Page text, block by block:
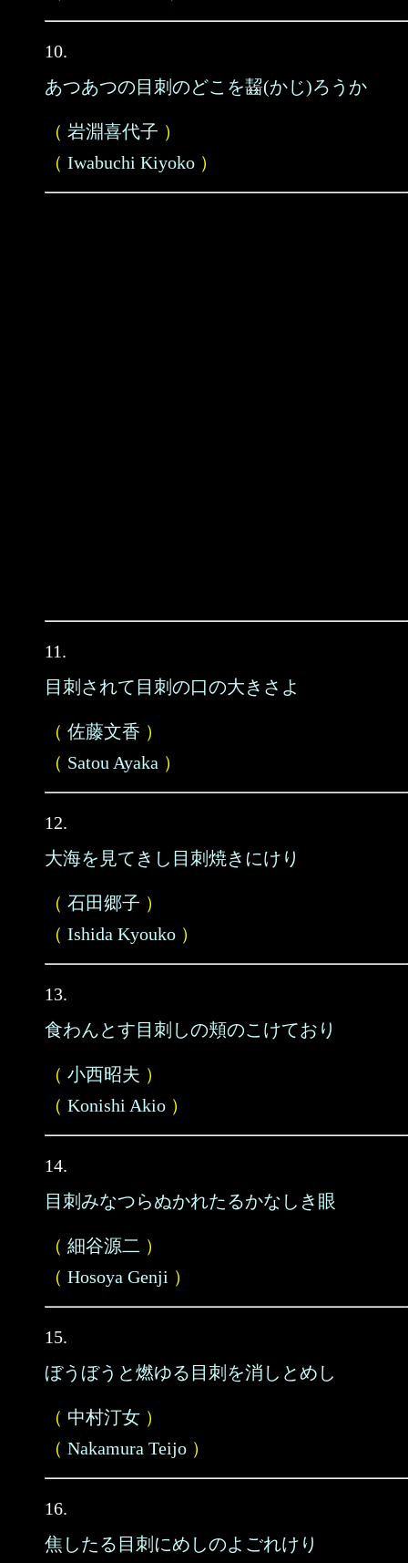
10.
あつあつの目刺のどこを齧(かじ)ろうか
（ 岩淵喜代子 ）
（ Iwabuchi Kiyoko ）
11.
目刺されて目刺の口の大きさよ
（ 佐藤文香 ）
（ Satou Ayaka ）
12.
大海を見てきし目刺焼きにけり
（ 石田郷子 ）
（ Ishida Kyouko ）
13.
食わんとす目刺しの頬のこけており
（ 小西昭夫 ）
（ Konishi Akio ）
14.
目刺みなつらぬかれたるかなしき眼
（ 細谷源二 ）
（ Hosoya Genji ）
15.
ぼうぼうと燃ゆる目刺を消しとめし
（ 中村汀女 ）
（ Nakamura Teijo ）
16.
焦したる目刺にめしのよごれけり